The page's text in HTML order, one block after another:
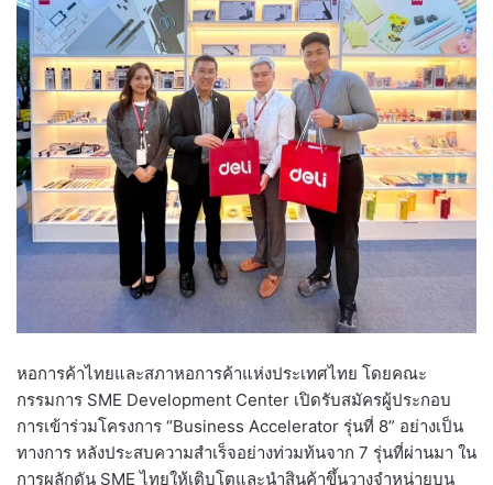
หอการค้าไทยและสภาหอการค้าแห่งประเทศไทย โดยคณะ
กรรมการ SME Development Center เปิดรับสมัครผู้ประกอบ
การเข้าร่วมโครงการ “Business Accelerator รุ่นที่ 8” อย่างเป็น
ทางการ หลังประสบความสำเร็จอย่างท่วมท้นจาก 7 รุ่นที่ผ่านมา ใน
การผลักดัน SME ไทยให้เติบโตและนำสินค้าขึ้นวางจำหน่ายบน